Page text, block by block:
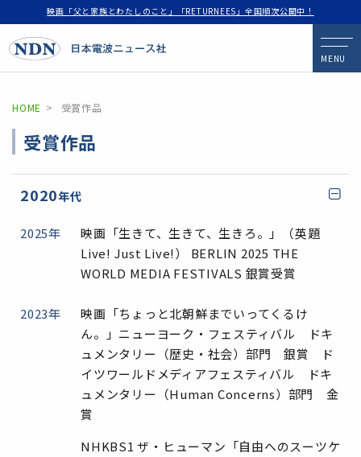
映画「父と家族とわたしのこと」「RETURNEES」全国順次公開中！
MENU
HOME 受賞作品
受賞作品
2020年代
2025年
映画「生きて、生きて、生きろ。」（英題
Live! Just Live!） BERLIN 2025 THE
WORLD MEDIA FESTIVALS 銀賞受賞
2023年
映画「ちょっと北朝鮮までいってくるけ
ん。」ニューヨーク・フェスティバル ドキ
ュメンタリー（歴史・社会）部門 銀賞 ド
イツワールドメディアフェスティバル ドキ
ュメンタリー（Human Concerns）部門 金
賞
NHKBS1 ザ・ヒューマン「自由へのスーツケ